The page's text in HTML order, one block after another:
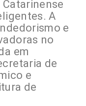
Catarinense
A
e
no
em
de
e
de